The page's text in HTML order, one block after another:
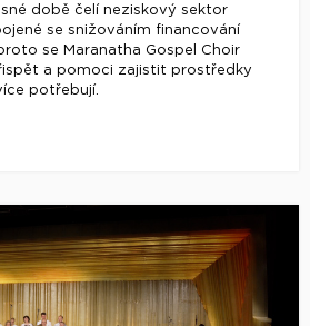
době čelí neziskový sektor
se snižováním financování
se Maranatha Gospel Choir
a pomoci zajistit prostředky
potřebují.